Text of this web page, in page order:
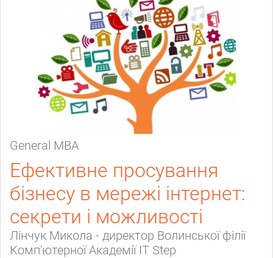
General МВА
Ефективне просування
бізнесу в мережі інтернет:
секрети і можливості
Лінчук Микола - директор Волинської філії
Комп'ютерної Академії IT Step